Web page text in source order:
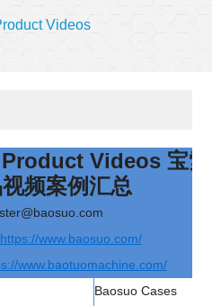
Videos
Videos 宝索
频案例汇总
https://www.baosuo.com/
www.baotuomachine.com/
Baosuo Cases